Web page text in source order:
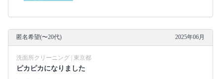
匿名希望(〜20代) 2025年06月
洗面所クリーニング | 東京都
ピカピカになりました